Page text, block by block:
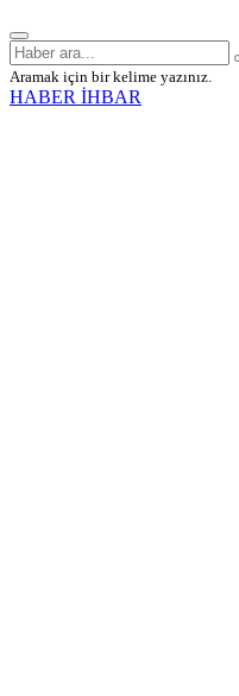
Aramak için bir kelime yazınız.
HABER İHBAR